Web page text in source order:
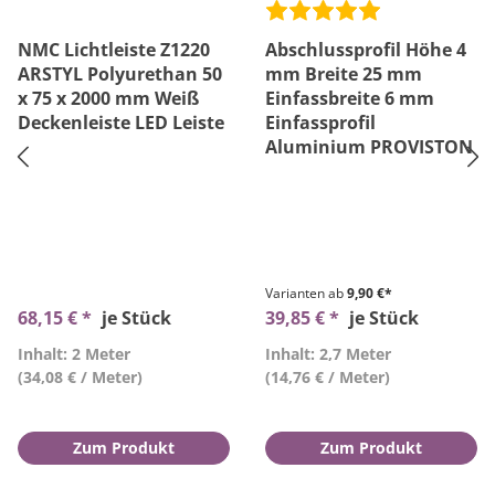
NMC Lichtleiste Z1220
ARSTYL Polyurethan 50
x 75 x 2000 mm Weiß
Deckenleiste LED Leiste
68,15 € * je Stück
Inhalt: 2 Meter
(34,08 € / Meter)
Zum Produkt
Abschlussprofil Höhe 4
mm Breite 25 mm
Einfassbreite 6 mm
Einfassprofil
Aluminium PROVISTON
Varianten ab9,90 €*
39,85 € * je Stück
Inhalt: 2,7 Meter
(14,76 € / Meter)
Zum Produkt